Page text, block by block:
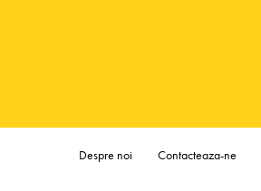
Despre noi Contacteaza-ne